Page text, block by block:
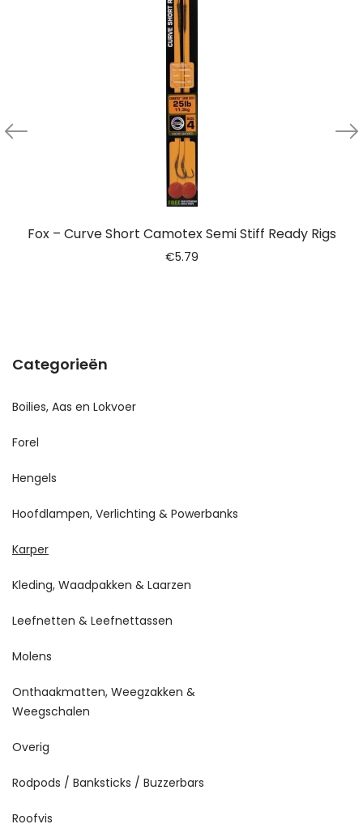
Fox – Curve Short Camotex Semi Stiff Ready Rigs
€5.79
Categorieën
Boilies, Aas en Lokvoer
Forel
Hengels
Hoofdlampen, Verlichting & Powerbanks
Karper
Kleding, Waadpakken & Laarzen
Leefnetten & Leefnettassen
Molens
Onthaakmatten, Weegzakken &
Weegschalen
Overig
Rodpods / Banksticks / Buzzerbars
Roofvis